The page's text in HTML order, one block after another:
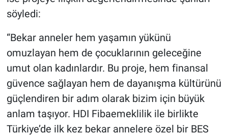
söyledi:
“Bekar anneler hem yaşamın yükünü
omuzlayan hem de çocuklarının geleceğine
umut olan kadınlardır. Bu proje, hem finansal
güvence sağlayan hem de dayanışma kültürünü
güçlendiren bir adım olarak bizim için büyük
anlam taşıyor. HDI Fibaemeklilik ile birlikte
Türkiye’de ilk kez bekar annelere özel bir BES